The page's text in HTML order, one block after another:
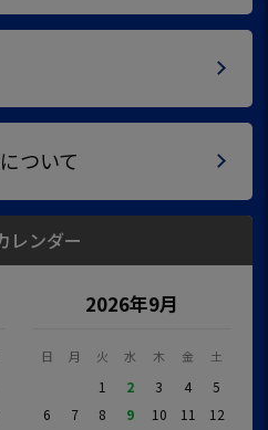
ついて
レンダー
2026年9月
日 月 火 水 木 金 土
1 2 3 4
5
6
7 8 9 10 11
12